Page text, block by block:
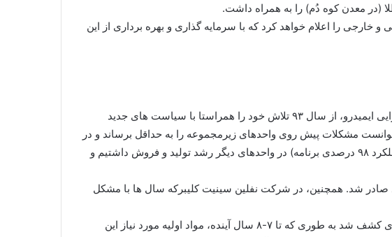
را اعلام خواهد کرد که با سرمایه گذاری و بهره برداری از این
در این مراسم مدیرعامل شرکت تهیه و تولید مواد معدنی ایران نیز با بیان اینکه این شرکت به عنوان بازوی اجرایی ایمیدرو، از سال ۹۳ تلاش خود را همراستا با سیاست های جدید
مشکلات پیش روی واحدهای زیرمجموعه را به حداقل برساند و در
میان کارکنان، امید ایجاد کند. طی سال گذشته به رغم شرایط سخت نقدینگی، به جز ۲ واحد کک سازی ( با عملکرد ۹۸ درصدی برنامه) در واحدهای دیگر رشد تولید و فروش داشتیم و
سبزوار نیز در سال ۹۴ بالاترین میزان تولید به ثبت رسید و ۷۵۰۰ تن محصول صادر شد. همچنین، در شرکت نفلین سینیت کلیبرکه سال ها با مشکل
جعفری با اشاره به رفع موضوع زیست محیطی مجتمع طلای موته، تصریح کرد: با اکتشافات جدید، ذخایر تازه ای کشف شد به طوری که تا ۷-۸ سال آینده، مواد اولیه مورد نیاز این